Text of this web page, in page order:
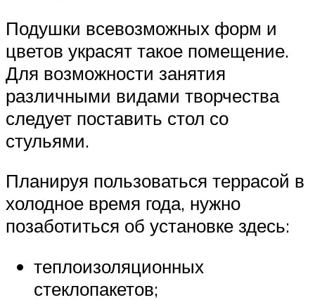
Подушки всевозможных форм и
цветов украсят такое помещение.
Для возможности занятия
различными видами творчества
следует поставить стол со
стульями.
Планируя пользоваться террасой в
холодное время года, нужно
позаботиться об установке здесь:
теплоизоляционных
стеклопакетов;